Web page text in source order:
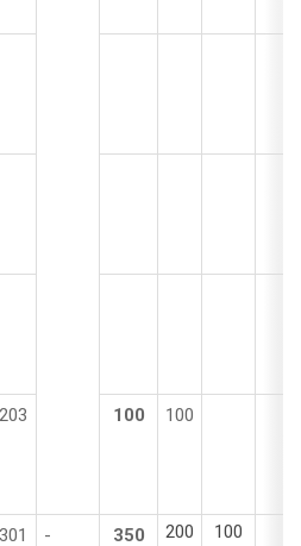
100 100
- 350 200 100